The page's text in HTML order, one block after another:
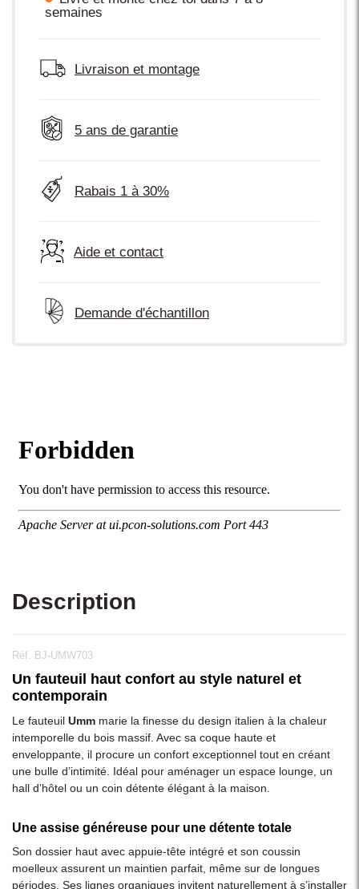
semaines
Livraison et montage
5 ans de garantie
Rabais 1 à 30%
Aide et contact
Demande d'échantillon
Description
Réf. BJ-UMW703
Un fauteuil haut confort au style naturel et
contemporain
Le fauteuil Umm marie la finesse du design italien à la chaleur
intemporelle du bois massif. Avec sa coque haute et
enveloppante, il procure un confort exceptionnel tout en créant
une bulle d’intimité. Idéal pour aménager un espace lounge, un
hall d’hôtel ou un coin détente élégant à la maison.
Une assise généreuse pour une détente totale
Son dossier haut avec appuie-tête intégré et son coussin
moelleux assurent un maintien parfait, même sur de longues
périodes. Ses lignes organiques invitent naturellement à s’installer